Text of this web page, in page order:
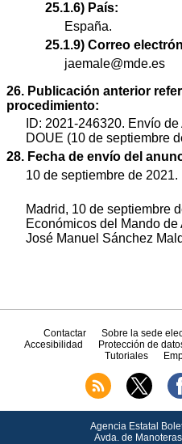
25.1.6) País:
España.
25.1.9) Correo
jaemale@mde.es
26. Publicación anterior
procedimiento:
ID: 2021-246320. Envío
DOUE (10 de septiembre
28. Fecha de envío del
10 de septiembre de 2021.
Madrid, 10 de septiembre
Económicos del Mando
José Manuel Sánchez
Contactar Sobre la sede
Accesibilidad
Protección de
Tutoriales
Agencia Estatal
Avda.de